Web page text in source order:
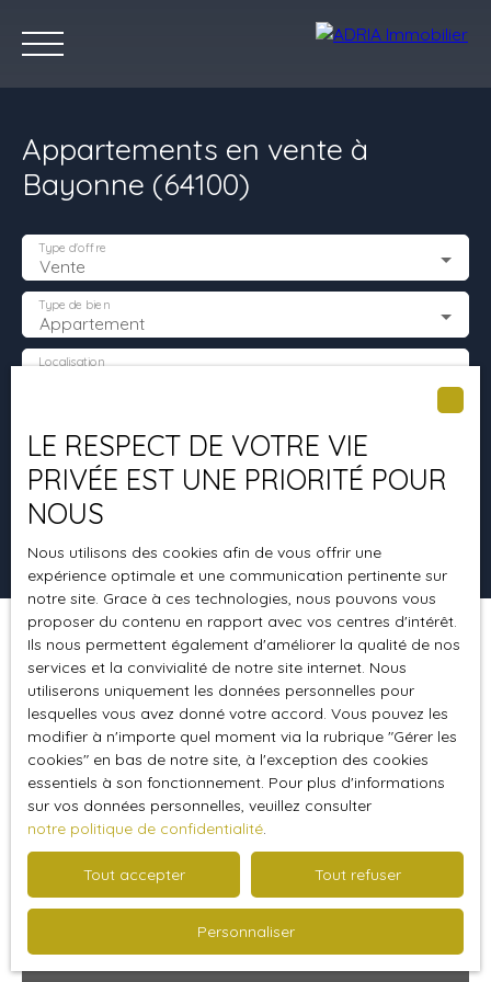
Accueil Acheter
Appartements en vente à
Bayonne (64100)
Vente
Type d'offre
Appartement
Type de bien
Localisation
Surface min (m²)
Rechercher
Pertinence
Trier par Créer une alerte
119 400€
Spécial investisseur
LE RESPECT DE VOTRE VIE
PRIVÉE EST UNE PRIORITÉ POUR
NOUS
Nous utilisons des cookies afin de vous offrir une
expérience optimale et une communication pertinente sur
notre site. Grace à ces technologies, nous pouvons vous
proposer du contenu en rapport avec vos centres d'intérêt.
Ils nous permettent également d'améliorer la qualité de nos
services et la convivialité de notre site internet. Nous
utiliserons uniquement les données personnelles pour
lesquelles vous avez donné votre accord. Vous pouvez les
modifier à n'importe quel moment via la rubrique ″Gérer les
cookies″ en bas de notre site, à l'exception des cookies
essentiels à son fonctionnement. Pour plus d'informations
sur vos données personnelles, veuillez consulter
notre politique de confidentialité.
Tout accepter Tout refuser
Personnaliser